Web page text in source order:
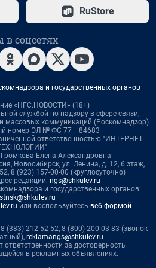
RuStore
соцсетях
и государственных органов
«НГС.НОВОСТИ» (18+)
службой по надзору в сфере связи,
массовых коммуникаций (Роскомнадзор)
номер ЭЛ № ФС 77— 84683
ответственностью "ИНТЕРНЕТ
Елена Александровна
Новосибирск, ул. Ленина, д. 12, 6 этаж,
8 (923) 157-00-00 (круглосуточно)
редакции: ngs@shkulev.ru
и государственных органов:
или воспользуйтесь веб-формой
(383) 212-52-52, 8 (800) 200-03-83 (звонок
reklamangs@shkulev.ru
ответственности за достоверность
в рекламных объявлениях.